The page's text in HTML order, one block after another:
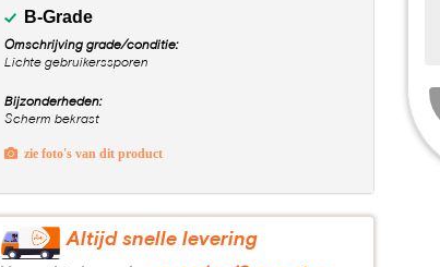
B-Grade
Omschrijving grade/conditie:
Lichte gebruikerssporen
Bijzonderheden:
Scherm bekrast
zie foto's van dit product
Altijd snelle levering